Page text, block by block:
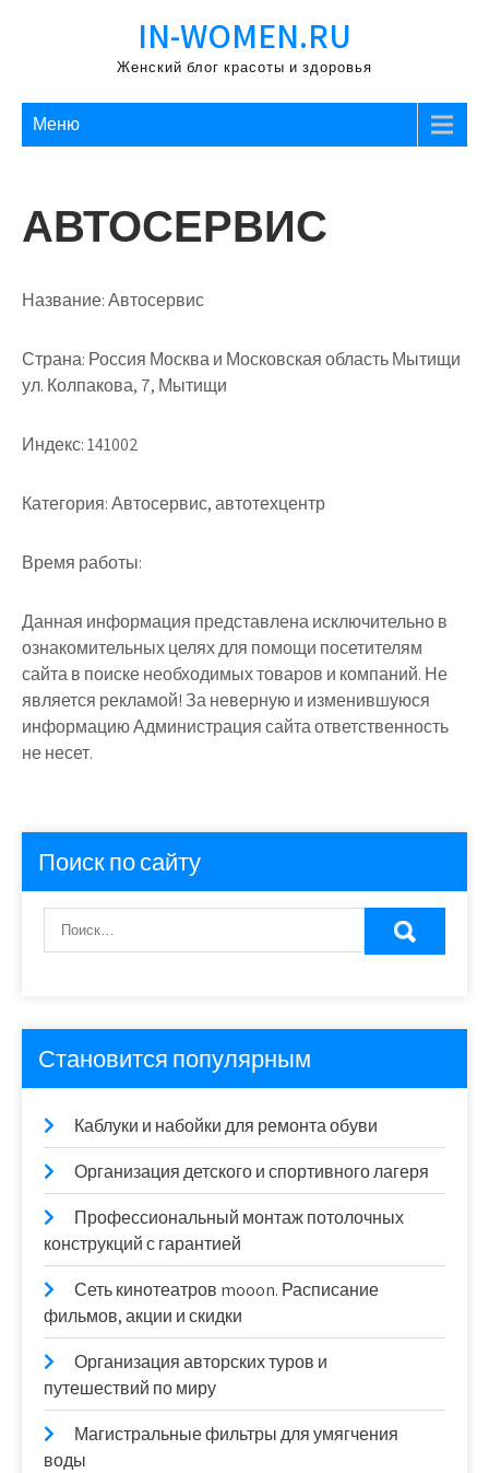
IN-WOMEN.RU
Женский блог красоты и здоровья
Меню
АВТОСЕРВИС
Название:Автосервис
Страна: Россия Москва и Московская область Мытищи
ул. Колпакова, 7, Мытищи
Индекс:141002
Категория:Автосервис, автотехцентр
Время работы:
Данная информация представлена исключительно в
ознакомительных целях для помощи посетителям
сайта в поиске необходимых товаров и компаний. Не
является рекламой! За неверную и изменившуюся
информацию Администрация сайта ответственность
не несет.
Поиск по сайту
Становится популярным
Каблуки и набойки для ремонта обуви
Организация детского и спортивного лагеря
Профессиональный монтаж потолочных
конструкций с гарантией
Сеть кинотеатров mooon. Расписание
фильмов, акции и скидки
Организация авторских туров и
путешествий по миру
Магистральные фильтры для умягчения
воды